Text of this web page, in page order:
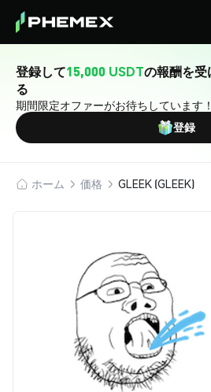
登録して15,000 USDTの報酬を受
る
期間限定オファーがお待ちしています！
登録
ホーム 価格 GLEEK (GLEEK)